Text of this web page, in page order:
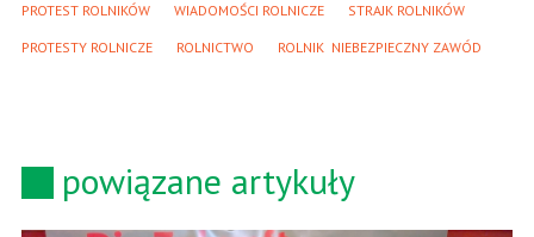
PROTEST ROLNIKÓW WIADOMOŚCI ROLNICZE STRAJK ROLNIKÓW
PROTESTY ROLNICZE ROLNICTWO ROLNIK  NIEBEZPIECZNY ZAWÓD
powiązane artykuły